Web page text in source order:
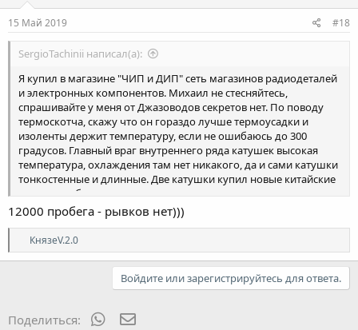
15 Май 2019 #18
SergioTachinii написал(а):
Я купил в магазине "ЧИП и ДИП" сеть магазинов радиодеталей
и электронных компонентов. Михаил не стесняйтесь,
спрашивайте у меня от Джазоводов секретов нет. По поводу
термоскотча, скажу что он гораздо лучше термоусадки и
изоленты держит температуру, если не ошибаюсь до 300
градусов. Главный враг внутреннего ряда катушек высокая
температура, охлаждения там нет никакого, да и сами катушки
тонкостенные и длинные. Две катушки купил новые китайские
и их тоже обмотал термоскотчем, две отремонтированных
лежат в бардачке, 5000 км проехал, пока все нормально.
12000 пробега - рывков нет)))
Р
е
а
и
КнязеV.2.0
Войдите или зарегистрируйтесь для ответа.
Поделиться: WhatsApp